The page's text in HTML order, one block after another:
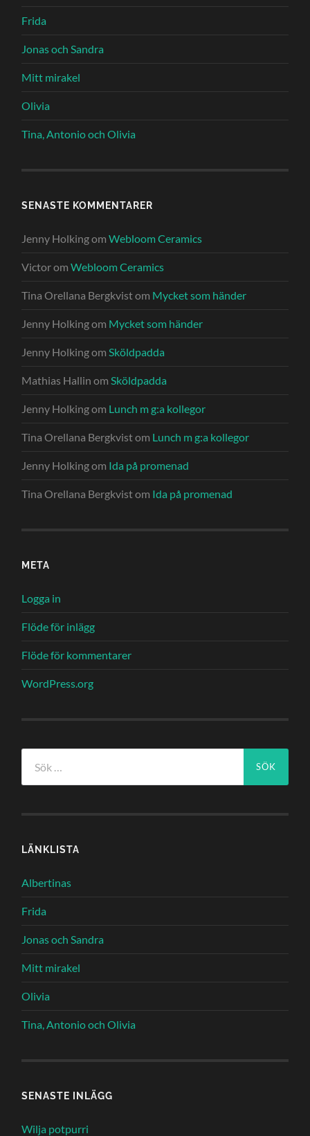
Frida
Jonas och Sandra
Mitt mirakel
Olivia
Tina, Antonio och Olivia
SENASTE KOMMENTARER
Jenny HolkingomWebloom Ceramics
VictoromWebloom Ceramics
Tina Orellana Bergkvistom Mycket som händer
Jenny Holkingom Mycket som händer
Jenny HolkingomSköldpadda
Mathias Hallin omSköldpadda
Jenny Holkingom Lunch m g:a kollegor
Tina Orellana Bergkvistom Lunch m g:a kollegor
Jenny Holkingom Ida på promenad
Tina Orellana Bergkvistom Ida på promenad
META
Logga in
Flöde för inlägg
Flöde för kommentarer
WordPress.org
efter:
LÄNKLISTA
Albertinas
Frida
Jonas och Sandra
Mitt mirakel
Olivia
Tina, Antonio och Olivia
SENASTE INLÄGG
Wilja potpurri